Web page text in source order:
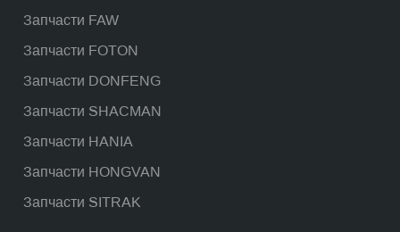
Запчасти FAW
Запчасти FOTON
Запчасти DONFENG
Запчасти SHACMAN
Запчасти HANIA
Запчасти HONGVAN
Запчасти SITRAK